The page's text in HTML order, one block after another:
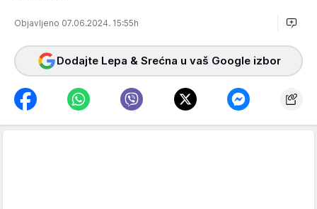
Objavljeno 07.06.2024. 15:55h
Dodajte Lepa & Srećna u vaš Google izbor